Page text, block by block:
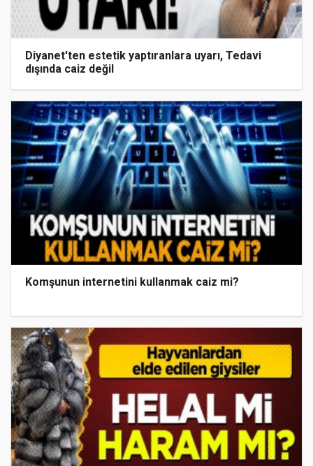
Diyanet'ten estetik yaptıranlara uyarı, Tedavi
dışında caiz değil
Komşunun internetini kullanmak caiz mi?